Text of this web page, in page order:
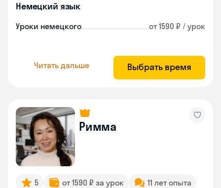
Немецкий язык
Уроки немецкого от 1590 ₽ / урок
Читать дальше Выбрать время
Римма
5 от 1590 ₽ за урок
11 лет опыта